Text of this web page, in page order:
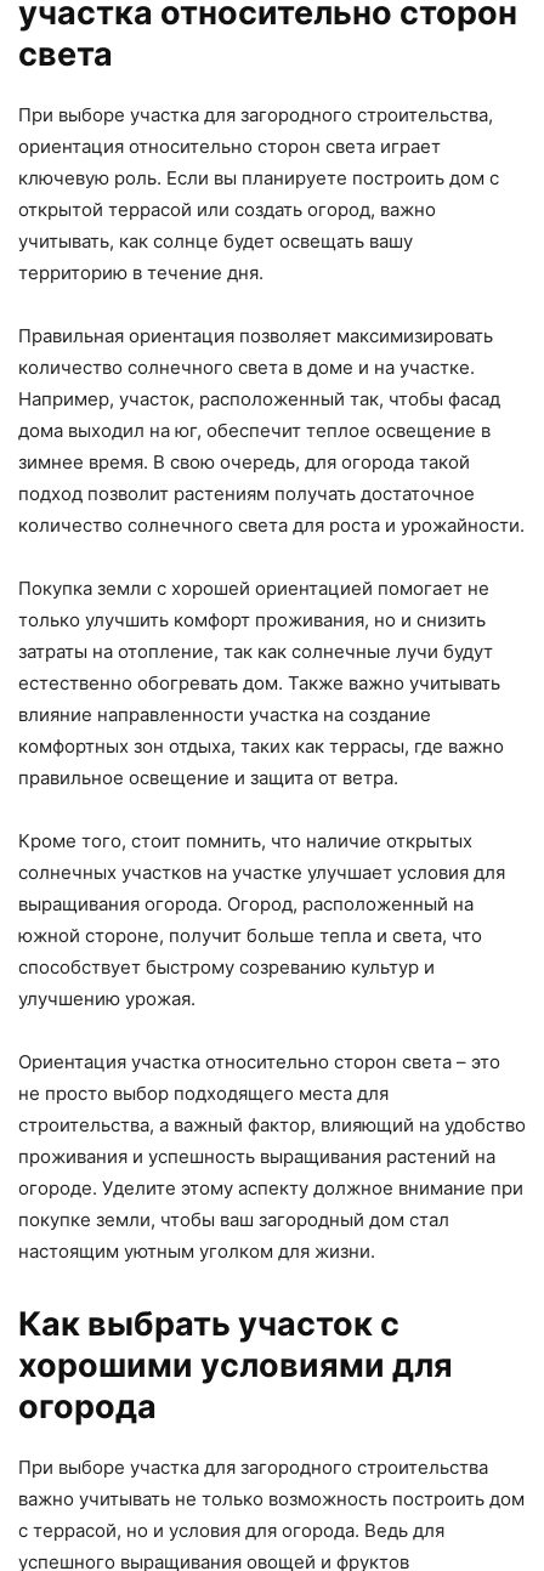
участка относительно сторон
света
При выборе участка для загородного строительства,
ориентация относительно сторон света играет
ключевую роль. Если вы планируете построить дом с
открытой террасой или создать огород, важно
учитывать, как солнце будет освещать вашу
территорию в течение дня.
Правильная ориентация позволяет максимизировать
количество солнечного света в доме и на участке.
Например, участок, расположенный так, чтобы фасад
дома выходил на юг, обеспечит теплое освещение в
зимнее время. В свою очередь, для огорода такой
подход позволит растениям получать достаточное
количество солнечного света для роста и урожайности.
Покупка земли с хорошей ориентацией помогает не
только улучшить комфорт проживания, но и снизить
затраты на отопление, так как солнечные лучи будут
естественно обогревать дом. Также важно учитывать
влияние направленности участка на создание
комфортных зон отдыха, таких как террасы, где важно
правильное освещение и защита от ветра.
Кроме того, стоит помнить, что наличие открытых
солнечных участков на участке улучшает условия для
выращивания огорода. Огород, расположенный на
южной стороне, получит больше тепла и света, что
способствует быстрому созреванию культур и
улучшению урожая.
Ориентация участка относительно сторон света – это
не просто выбор подходящего места для
строительства, а важный фактор, влияющий на удобство
проживания и успешность выращивания растений на
огороде. Уделите этому аспекту должное внимание при
покупке земли, чтобы ваш загородный дом стал
настоящим уютным уголком для жизни.
Как выбрать участок с
хорошими условиями для
огорода
При выборе участка для загородного строительства
важно учитывать не только возможность построить дом
с террасой, но и условия для огорода. Ведь для
успешного выращивания овощей и фруктов